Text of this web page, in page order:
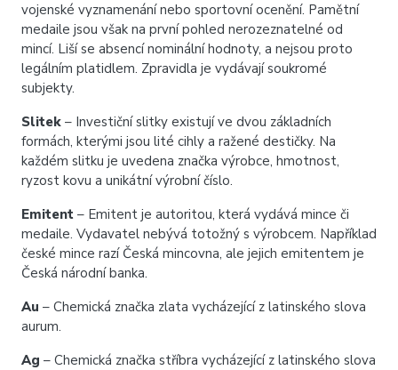
vojenské vyznamenání nebo sportovní ocenění. Pamětní
medaile jsou však na první pohled nerozeznatelné od
mincí. Liší se absencí nominální hodnoty, a nejsou proto
legálním platidlem. Zpravidla je vydávají soukromé
subjekty.
Slitek – Investiční slitky existují ve dvou základních
formách, kterými jsou lité cihly a ražené destičky. Na
každém slitku je uvedena značka výrobce, hmotnost,
ryzost kovu a unikátní výrobní číslo.
Emitent – Emitent je autoritou, která vydává mince či
medaile. Vydavatel nebývá totožný s výrobcem. Například
české mince razí Česká mincovna, ale jejich emitentem je
Česká národní banka.
Au – Chemická značka zlata vycházející z latinského slova
aurum.
Ag – Chemická značka stříbra vycházející z latinského slova